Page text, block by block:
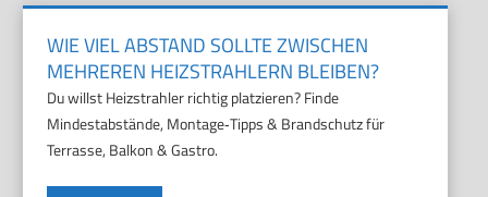
WIE VIEL ABSTAND SOLLTE ZWISCHEN
MEHREREN HEIZSTRAHLERN BLEIBEN?
Du willst Heizstrahler richtig platzieren? Finde
Mindestabstände, Montage‑Tipps & Brandschutz für
Terrasse, Balkon & Gastro.